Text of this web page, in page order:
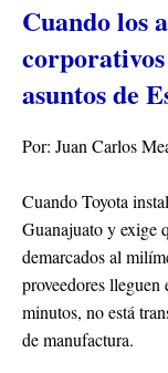
Cuando los
asuntos de
Por: Juan Carlos
Cuando Toyota
Guanajuato y exige
demarcados al
proveedores lleguen
minutos, no está
de manufactura.